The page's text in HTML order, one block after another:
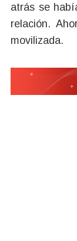
atrás se
relación.
movilizada.